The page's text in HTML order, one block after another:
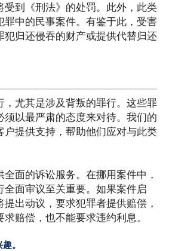
受到《刑法》的处罚。此外，此类
罪中的民事案件。有鉴于此，受害
犯归还侵吞的财产或提供代替归还
，尤其是涉及背叛的罪行。这些罪
须以最严肃的态度来对待。我们的
户提供支持，帮助他们应对与此类
面的诉讼服务。在挪用案件中，
全面审议至关重要。如果案件启
出动议，要求犯罪者提供赔偿，
赔偿，也不能要求违约利息。
。